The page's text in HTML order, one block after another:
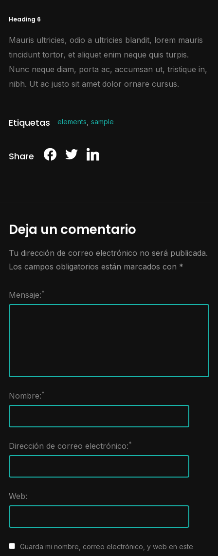
Heading 6
Mauris ultricies, odio a ultricies blandit, lorem mauris
tincidunt tortor, et aliquet enim neque quis turpis.
Nunc neque diam, porta ac, accumsan ut, tristique in,
nibh. Ut ac justo sit amet dolor ornare cursus.
Etiquetas elements sample
Share
Deja un comentario
Tu dirección de correo electrónico no será publicada.
Los campos obligatorios están marcados con *
Mensaje:*
Nombre:*
Dirección de correo electrónico:*
Web:
Guarda mi nombre, correo electrónico, y web en este